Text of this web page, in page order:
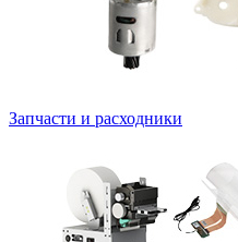
Запчасти и расходники